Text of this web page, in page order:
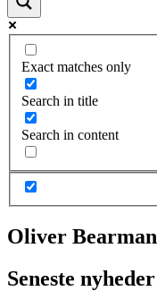
Exact matches only
Search in title
Search in content
Oliver Bearman
Seneste nyheder